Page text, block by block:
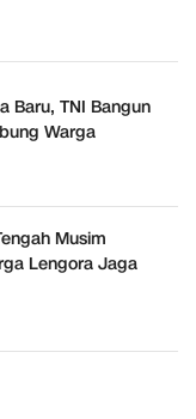
Baru, TNI Bangun
Warga
Musim
Lengora Jaga